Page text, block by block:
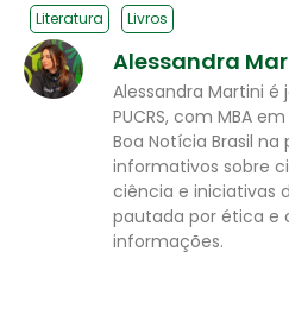
Literatura Livros
Alessandra
Alessandra Martini
PUCRS, com MBA
Boa Notícia Brasil
informativos sobre
ciência e iniciativas
pautada por ética e
informações.